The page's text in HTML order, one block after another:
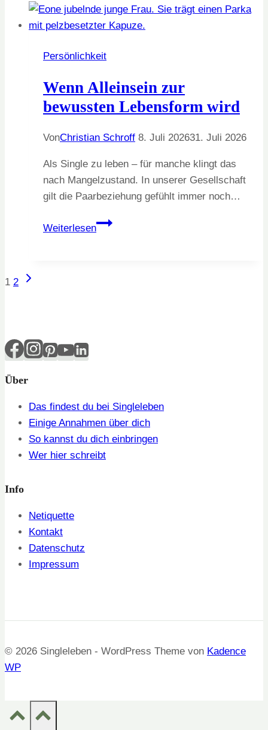
gestalten
Persönlichkeit
Wenn Alleinsein zur
bewussten Lebensform wird
VonChristian Schroff 8. Juli 202631. Juli 2026
Als Single zu leben – für manche klingt das
nach Mangelzustand. In unserer Gesellschaft
gilt die Paarbeziehung gefühlt immer noch…
Weiterlesen
Wenn
Seitennavigation
1 2
Nächste
Über
Das findest du bei Singleleben
Einige Annahmen über dich
So kannst du dich einbringen
Wer hier schreibt
Info
Netiquette
Kontakt
Datenschutz
Impressum
© 2026 Singleleben - WordPress Theme von Kadence
WP